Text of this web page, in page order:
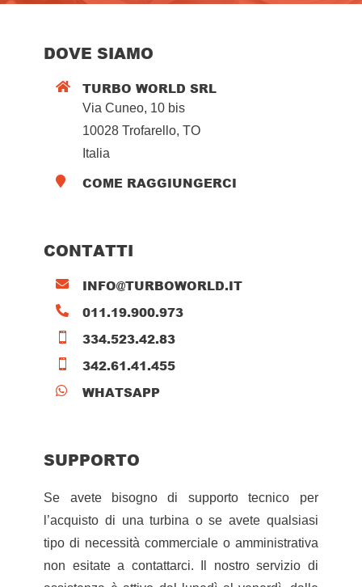
DOVE SIAMO
 TURBO WORLD SRL
Via Cuneo, 10 bis
10028 Trofarello, TO
Italia
 COME RAGGIUNGERCI
CONTATTI
 INFO@TURBOWORLD.IT
 011.19.900.973
 334.523.42.83
 342.61.41.455
 WHATSAPP
SUPPORTO
Se avete bisogno di supporto tecnico per
l’acquisto di una turbina o se avete qualsiasi
tipo di necessità commerciale o amministrativa
non esitate a contattarci. Il nostro servizio di